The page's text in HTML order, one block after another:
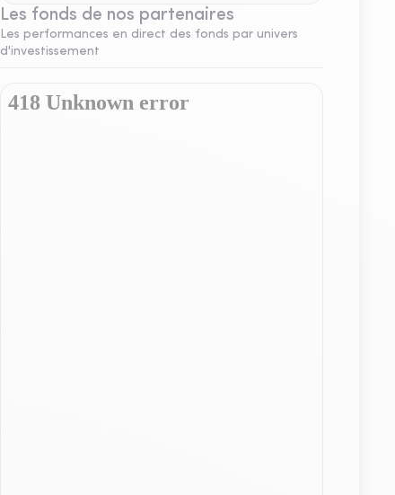
Les fonds de nos partenaires
Les performances en direct des fonds par univers
d'investissement